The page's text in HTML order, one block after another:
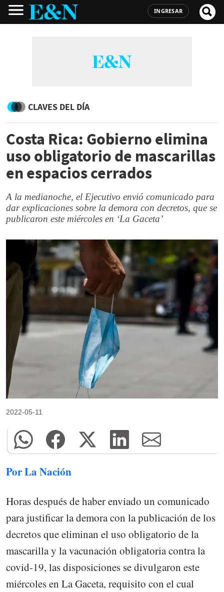
INGRESAR
CLAVES DEL DÍA
Costa Rica: Gobierno elimina
uso obligatorio de mascarillas
en espacios cerrados
A la medianoche, el Ejecutivo envió comunicado para
dar explicaciones sobre la demora con decretos, que se
publicaron este miércoles en ‘La Gaceta’
2022-05-11
Por La Nación
Horas después de haber enviado un comunicado
para justificar la demora con la publicación de los
decretos que eliminan el uso obligatorio de la
mascarilla y la vacunación obligatoria contra la
covid-19, las disposiciones se divulgaron este
miércoles en La Gaceta, requisito con el cual